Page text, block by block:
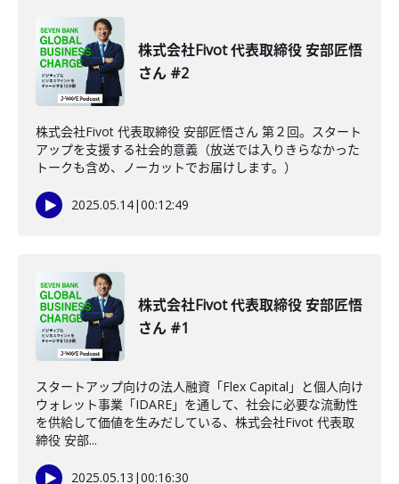
株式会社Fivot 代表取締役 安部匠悟
さん #2
株式会社Fivot 代表取締役 安部匠悟さん 第２回。スタート
アップを支援する社会的意義（放送では入りきらなかった
トークも含め、ノーカットでお届けします。）
2025.05.14|00:12:49
株式会社Fivot 代表取締役 安部匠悟
さん #1
スタートアップ向けの法人融資「Flex Capital」と個人向け
ウォレット事業「IDARE」を通して、社会に必要な流動性
を供給して価値を生みだしている、株式会社Fivot 代表取
締役 安部...
2025.05.13 |00:16:30